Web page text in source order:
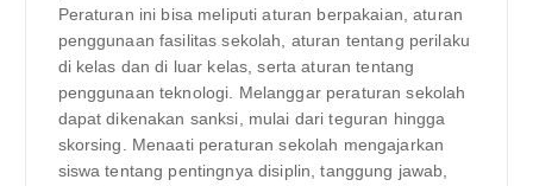
Peraturan ini bisa meliputi aturan berpakaian, aturan
penggunaan fasilitas sekolah, aturan tentang perilaku
di kelas dan di luar kelas, serta aturan tentang
penggunaan teknologi. Melanggar peraturan sekolah
dapat dikenakan sanksi, mulai dari teguran hingga
skorsing. Menaati peraturan sekolah mengajarkan
siswa tentang pentingnya disiplin, tanggung jawab,